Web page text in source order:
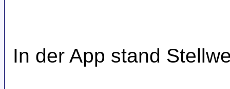
In der App stand